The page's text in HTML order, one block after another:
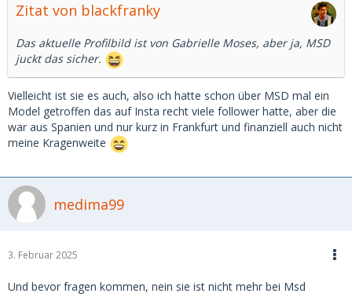
Zitat von blackfranky
Das aktuelle Profilbild ist von Gabrielle Moses, aber ja, MSD
juckt das sicher.
Vielleicht ist sie es auch, also ich hatte schon über MSD mal ein
Model getroffen das auf Insta recht viele follower hatte, aber die
war aus Spanien und nur kurz in Frankfurt und finanziell auch nicht
meine Kragenweite
medima99
3. Februar 2025
Und bevor fragen kommen, nein sie ist nicht mehr bei Msd